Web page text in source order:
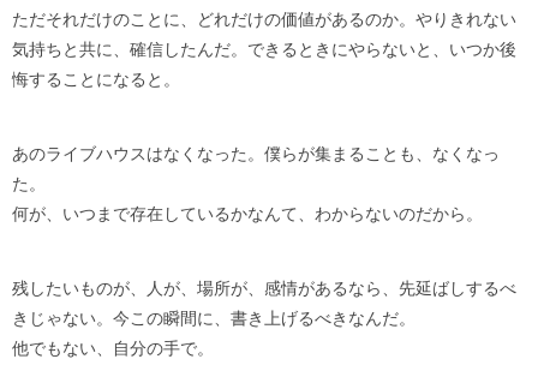
ただそれだけのことに、どれだけの価値があるのか。やりきれない
気持ちと共に、確信したんだ。できるときにやらないと、いつか後
悔することになると。
あのライブハウスはなくなった。僕らが集まることも、なくなっ
た。
何が、いつまで存在しているかなんて、わからないのだから。
残したいものが、人が、場所が、感情があるなら、先延ばしするべ
きじゃない。今この瞬間に、書き上げるべきなんだ。
他でもない、自分の手で。